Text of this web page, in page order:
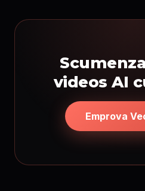
videos AI
Emprova